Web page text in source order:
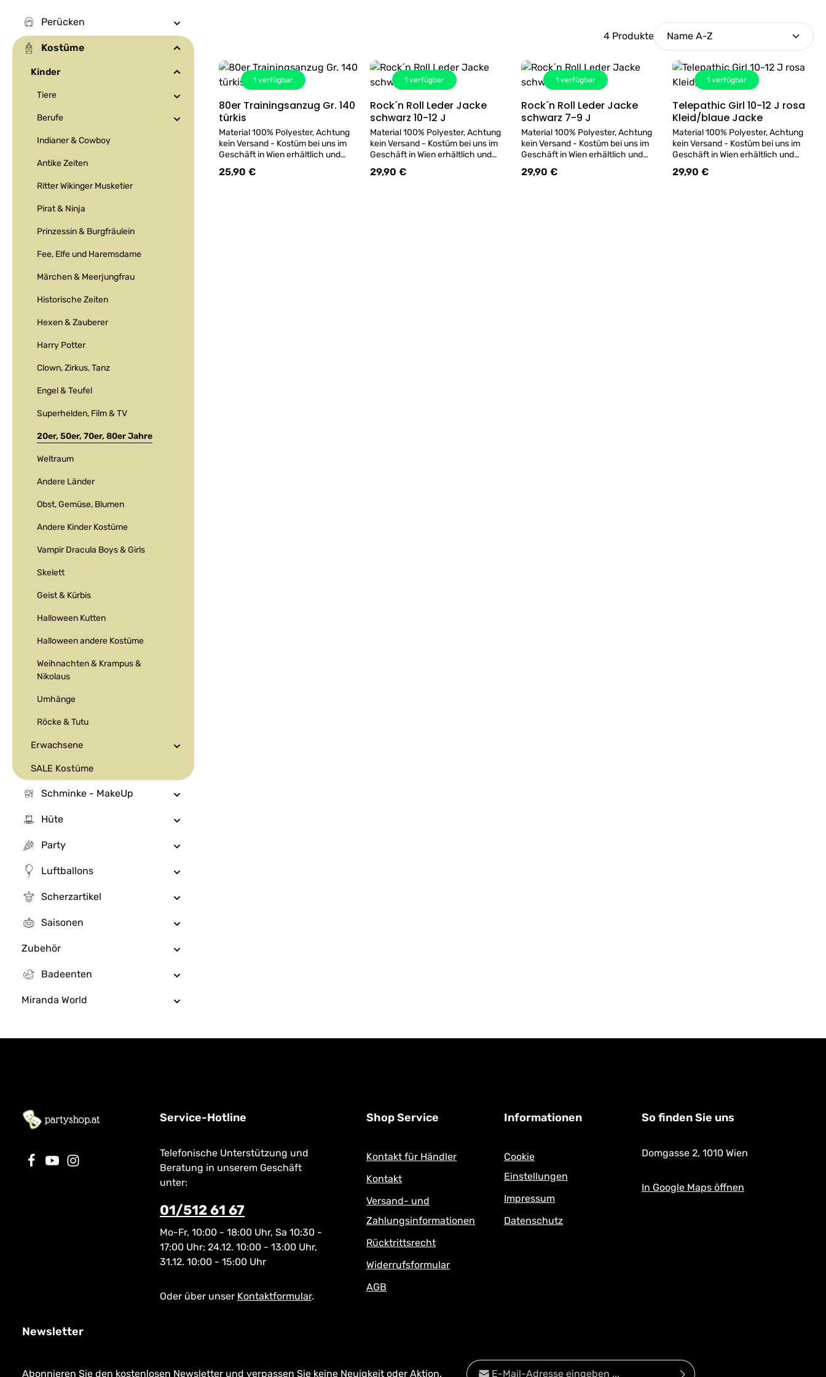
Perücken
Kostüme
Kinder
Tiere
Berufe
Indianer & Cowboy
Antike Zeiten
Ritter Wikinger Musketier
Pirat & Ninja
Prinzessin & Burgfräulein
Fee, Elfe und Haremsdame
Märchen & Meerjungfrau
Historische Zeiten
Hexen & Zauberer
Harry Potter
Clown, Zirkus, Tanz
Engel & Teufel
Superhelden, Film & TV
20er, 50er, 70er, 80er Jahre
Weltraum
Andere Länder
Obst, Gemüse, Blumen
Andere Kinder Kostüme
Vampir Dracula Boys & Girls
Skelett
Geist & Kürbis
Halloween Kutten
Halloween andere Kostüme
Weihnachten & Krampus &
Nikolaus
Umhänge
Röcke & Tutu
Erwachsene
SALE Kostüme
Schminke - MakeUp
Hüte
Party
Luftballons
Scherzartikel
Saisonen
Zubehör
Badeenten
Miranda World
4 Produkte
1 verfügbar
Details
80er Trainingsanzug Gr. 140
türkis
Material 100% Polyester, Achtung
kein Versand - Kostüm bei uns im
Geschäft in Wien erhältlich und
kann gerne probiert werden!
Regulärer Preis:
25,90 €
1 verfügbar
Details
Rock´n Roll Leder Jacke
schwarz 10-12 J
Material 100% Polyester, Achtung
kein Versand - Kostüm bei uns im
Geschäft in Wien erhältlich und
kann gerne probiert werden!
Regulärer Preis:
29,90 €
1 verfügbar
Details
Rock´n Roll Leder Jacke
schwarz 7-9 J
Material 100% Polyester, Achtung
kein Versand - Kostüm bei uns im
Geschäft in Wien erhältlich und
kann gerne probiert werden!
Regulärer Preis:
29,90 €
1 verfügbar
Details
Telepathic Girl 10-12 J rosa
Kleid/blaue Jacke
Material 100% Polyester, Achtung
kein Versand - Kostüm bei uns im
Geschäft in Wien erhältlich und
kann gerne probiert werden!
Regulärer Preis:
29,90 €
Service-Hotline
Telefonische Unterstützung und
Beratung in unserem Geschäft
unter:
01/512 61 67
Mo-Fr, 10:00 - 18:00 Uhr, Sa 10:30 -
17:00 Uhr; 24.12. 10:00 - 13:00 Uhr,
31.12. 10:00 - 15:00 Uhr
Oder über unser Kontaktformular.
Shop Service
Kontakt für Händler
Kontakt
Versand- und
Zahlungsinformationen
Rücktrittsrecht
Widerrufsformular
AGB
Informationen
Cookie
Einstellungen
Impressum
Datenschutz
So finden Sie uns
Domgasse 2, 1010 Wien
In Google Maps öffnen
Newsletter
Abonnieren Sie den kostenlosen Newsletter und verpassen Sie keine Neuigkeit oder Aktion.
E-Mail-Adresse*